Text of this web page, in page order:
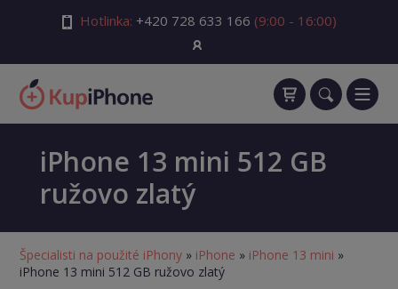
Hotlinka: +420 728 633 166 (9:00 - 16:00)
iPhone 13 mini 512 GB
ružovo zlatý
Špecialisti na použité iPhony » iPhone » iPhone 13 mini »
iPhone 13 mini 512 GB ružovo zlatý